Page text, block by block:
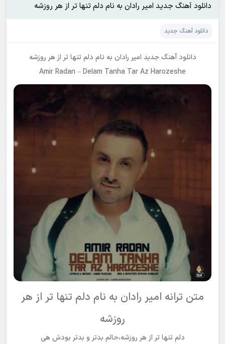
دانلود آهنگ جدید امیر رادان به نام دلم تنها تر از هر روزشه
دانلود آهنگ جدید
دانلود آهنگ جدید امیر رادان به نام دلم تنها تر از هر روزشه
Amir Radan –Delam Tanha Tar Az Harozeshe
متن ترانه امیر رادان به نام دلم تنها تر از هر
روزشه
دلم تنها تر از هر روزشه،حالم بدتر و بدتر بودش هی